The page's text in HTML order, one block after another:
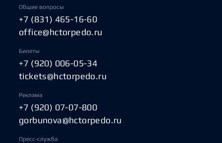
Общие вопросы
+7 (831) 465-16-60
office@hctorpedo.ru
Билеты
+7 (920) 006-05-34
tickets@hctorpedo.ru
Реклама
+7 (920) 07-07-800
gorbunova@hctorpedo.ru
Пресс-служба